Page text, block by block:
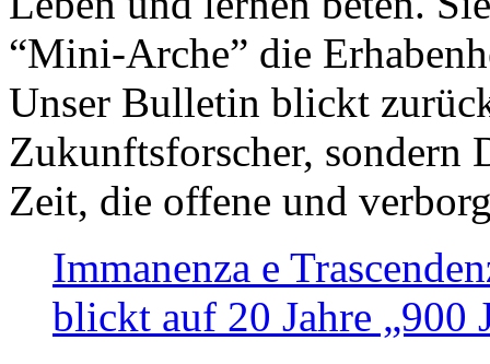
“Mini-Arche” die
Unser Bulletin blickt
Zukunftsforscher, sondern
Zeit, die offene und
Immanenza e
blickt auf 20 Jahre „900